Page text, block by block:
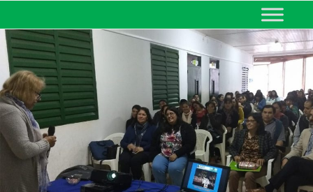
MINISTERIO DE EDUCACIÓN
DE CORRIENTES